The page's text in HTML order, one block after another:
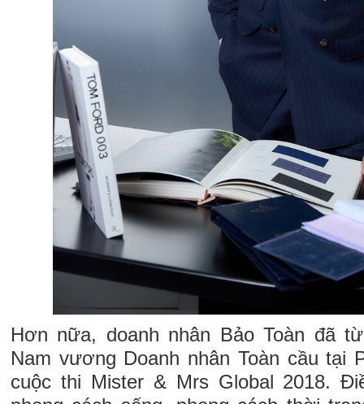
Hơn nữa, doanh nhân Bảo Toàn đã
Nam vương Doanh nhân Toàn cầu tại
cuộc thi Mister & Mrs Global 2018.